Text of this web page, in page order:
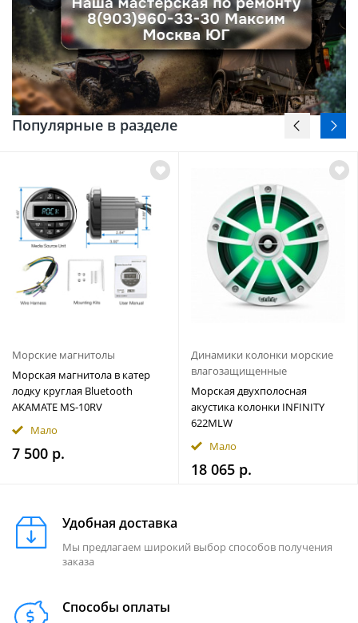
Популярные в разделе
Морские магнитолы
Морская магнитола в катер
лодку круглая Bluetooth
AKAMATE MS-10RV
Мало
7 500 р.
Динамики колонки морские
влагозащищенные
Морская двухполосная
акустика колонки INFINITY
622MLW
Мало
18 065 р.
Удобная доставка
Мы предлагаем широкий выбор способов получения
заказа
Способы оплаты